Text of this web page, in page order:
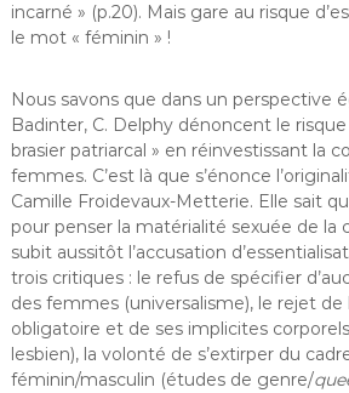
incarné » (p.20). Mais gare au risque
le mot « féminin » !
Nous savons que dans un perspective
Badinter, C. Delphy dénoncent le
brasier patriarcal » en réinvestissant la
femmes. C’est là que s’énonce
Camille Froidevaux-Metterie. Elle sait
pour penser la matérialité sexuée de la
subit aussitôt l’accusation
trois critiques : le refus de spécifier
des femmes (universalisme), le rejet de
obligatoire et de ses implicites
lesbien), la volonté de s’extirper du
féminin/masculin (études de genre/